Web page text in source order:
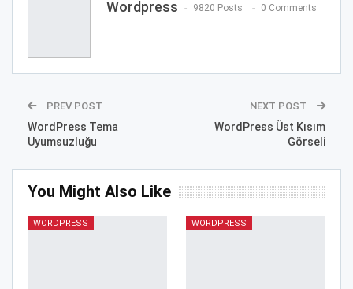
Wordpress 9820 Posts 0 Comments
PREV POST
WordPress Tema
Uyumsuzluğu
NEXT POST
WordPress Üst Kısım
Görseli
You Might Also Like
WORDPRESS WORDPRESS